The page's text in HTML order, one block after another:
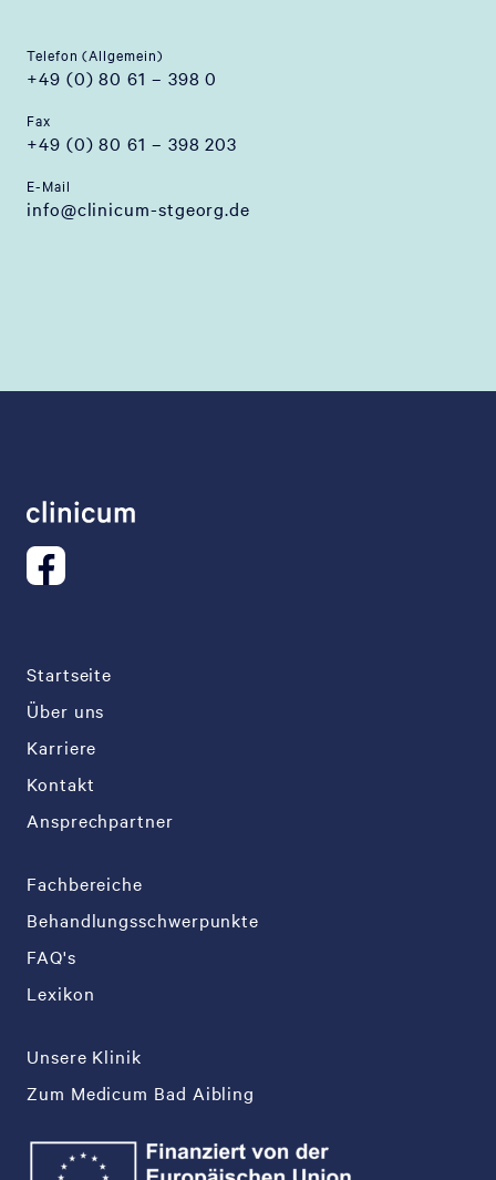
Telefon (Allgemein)
+49 (0) 80 61 – 398 0
Fax
+49 (0) 80 61 – 398 203
E-Mail
info@clinicum-stgeorg.de
Startseite
Über uns
Karriere
Kontakt
Ansprechpartner
Fachbereiche
Behandlungsschwerpunkte
FAQ's
Lexikon
Unsere Klinik
Zum Medicum Bad Aibling